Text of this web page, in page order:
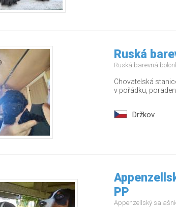
Ruská
Ruská barevná
Chovatelská
v pořádku,
Držkov
PP
Appenzellský